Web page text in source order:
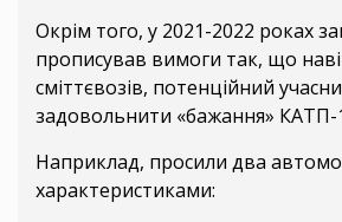
Окрім того, у 2021-2022 роках
прописував вимоги так, що
сміттєвозів, потенційний
задовольнити «бажання» КАТП-
Наприклад, просили два
характеристиками: